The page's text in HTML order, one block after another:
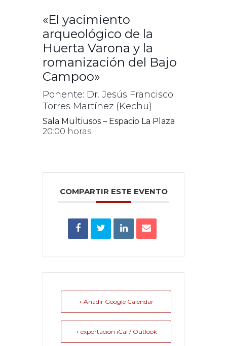
«El yacimiento
arqueológico de la
Huerta Varona y la
romanización del Bajo
Campoo»
Ponente: Dr. Jesús Francisco
Torres Martínez (Kechu)
Sala Multiusos – Espacio La Plaza
20:00 horas
COMPARTIR ESTE EVENTO
+ Añadir Google Calendar
+ exportación iCal / Outlook